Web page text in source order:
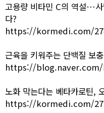
고용량 비타민 C의 역설…사
다?
https://kormedi.com/
근육을 키워주는 단백질 보
https://blog.naver.com/
노화 막는다는 베타카로틴,
https://kormedi.com/